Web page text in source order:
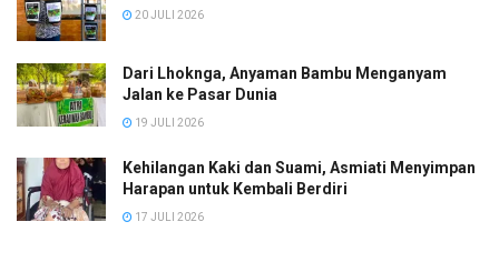
20 JULI 2026
Dari Lhoknga, Anyaman Bambu Menganyam
Jalan ke Pasar Dunia
19 JULI 2026
Kehilangan Kaki dan Suami, Asmiati Menyimpan
Harapan untuk Kembali Berdiri
17 JULI 2026